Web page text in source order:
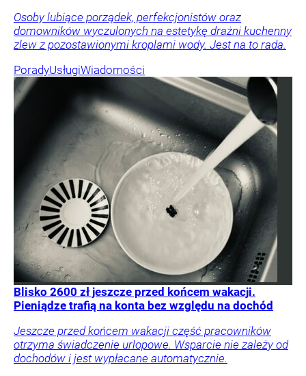
Osoby lubiące porządek, perfekcjonistów oraz
domowników wyczulonych na estetykę drażni kuchenny
zlew z pozostawionymi kroplami wody. Jest na to rada.
PoradyUsługiWiadomości
Blisko 2600 zł jeszcze przed końcem wakacji.
Pieniądze trafią na konta bez względu na dochód
Jeszcze przed końcem wakacji część pracowników
otrzyma świadczenie urlopowe. Wsparcie nie zależy od
dochodów i jest wypłacane automatycznie.